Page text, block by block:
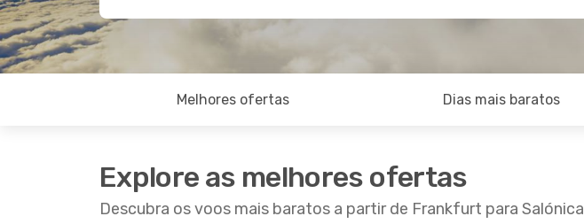
Melhores ofertas Dias mais baratos
Explore as melhores ofertas
Descubra os voos mais baratos a partir de Frankfurt para Salónica